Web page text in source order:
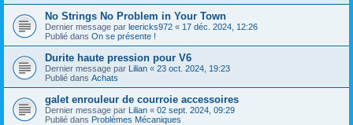
No Strings No Problem in Your Town
Dernier message par leericks972 « 17 déc. 2024, 12:26
Publié dans On se présente !
Durite haute pression pour V6
Dernier message par Lilian « 23 oct. 2024, 19:23
Publié dans Achats
galet enrouleur de courroie accessoires
Dernier message par Lilian « 02 sept. 2024, 09:29
Publié dans Problèmes Mécaniques